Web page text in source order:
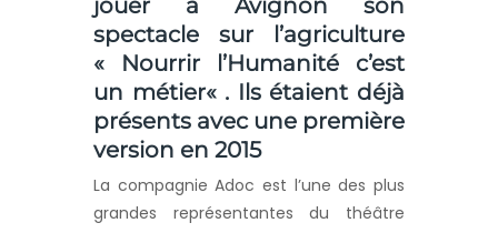
spectacle sur l’agriculture
« Nourrir l’Humanité c’est
un métier« . Ils étaient déjà
présents avec une première
version en 2015
La compagnie Adoc est l’une des plus
grandes représentantes du théâtre